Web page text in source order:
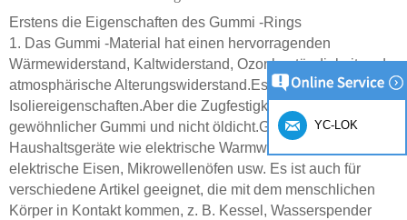
Erstens die Eigenschaften des Gummi -Rings
1. Das Gummi -Material hat einen hervorragenden
Wärmewiderstand, Kaltwiderstand, Ozonbeständigkeit und
atmosphärische Alterungswiderstand.Es hat gute
Isoliereigenschaften.Aber die Zugfestigkeit ist schlechter als
gewöhnlicher Gummi und nicht öldicht.Geeignet für
Haushaltsgeräte wie elektrische Warmwasserbereiter,
elektrische Eisen, Mikrowellenöfen usw. Es ist auch für
verschiedene Artikel geeignet, die mit dem menschlichen
Körper in Kontakt kommen, z. B. Kessel, Wasserspender
YC-LOK